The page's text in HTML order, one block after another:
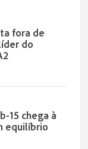
fora de
do
15 chega à
equilíbrio